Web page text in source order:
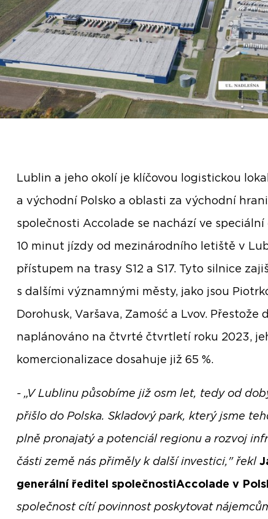
Lublin a jeho okolí je klíčovou logistickou
a východní Polsko a oblasti za východní
společnosti Accolade se nachází ve speciální
10 minut jízdy od mezinárodního letiště v
přístupem na trasy S12 a S17. Tyto silnice
s dalšími významnými městy, jako jsou
Dorohusk, Varšava, Zamość a Lvov. Přestože
naplánováno na čtvrté čtvrtletí roku 2023,
komercionalizace dosahuje již 65 %.
- „V Lublinu působíme již osm let, tedy od
přišlo do Polska. Skladový park, který jsme
plně pronajatý a potenciál regionu a rozvoj
části země nás přiměly k další investici," řekl
generální ředitel společnostiAccolade v
společnost cítí povinnost poskytovat